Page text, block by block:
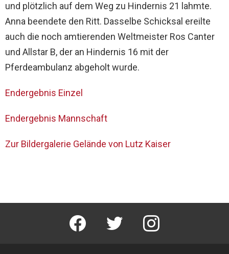
und plötzlich auf dem Weg zu Hindernis 21 lahmte.
Anna beendete den Ritt. Dasselbe Schicksal ereilte
auch die noch amtierenden Weltmeister Ros Canter
und Allstar B, der an Hindernis 16 mit der
Pferdeambulanz abgeholt wurde.
Endergebnis Einzel
Endergebnis Mannschaft
Zur Bildergalerie Gelände von Lutz Kaiser
facebook twitter instagram